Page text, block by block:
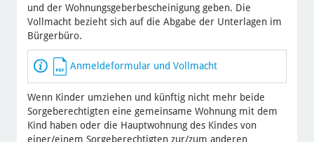
und der Wohnungsgeberbescheinigung geben. Die
Vollmacht bezieht sich auf die Abgabe der Unterlagen im
Bürgerbüro.
Anmeldeformular und Vollmacht
Wenn Kinder umziehen und künftig nicht mehr beide
Sorgeberechtigten eine gemeinsame Wohnung mit dem
Kind haben oder die Hauptwohnung des Kindes von
einer/einem Sorgeberechtigten zur/zum anderen